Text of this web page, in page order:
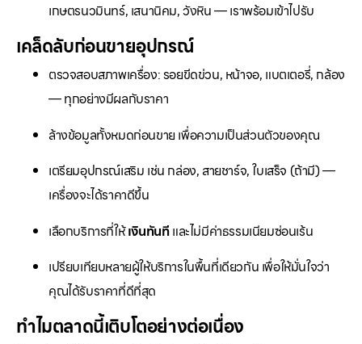
เกษตรนวมินทร์, เสนานิคม, วังหิน — เราพร้อมเข้าไปรับ
เคล็ดลับก่อนขายอุปกรณ์
ตรวจสอบสภาพเครื่อง: รอยขีดข่วน, หน้าจอ, แบตเตอรี่, กล้อง
— ทุกอย่างมีผลกับราคา
ล้างข้อมูลทั้งหมดก่อนขาย เพื่อความเป็นส่วนตัวของคุณ
เตรียมอุปกรณ์เสริม เช่น กล่อง, สายชาร์จ, ใบเสร็จ (ถ้ามี) —
เครื่องจะได้ราคาดีขึ้น
เลือกบริการที่ให้เงินทันทีและไม่มีค่าธรรมเนียมซ่อนเร้น
เปรียบเทียบหลายผู้ให้บริการในพื้นที่เดียวกัน เพื่อให้มั่นใจว่า
คุณได้รับราคาที่ดีที่สุด
ทำไมตลาดนี้เติบโตอย่างต่อเนื่อง